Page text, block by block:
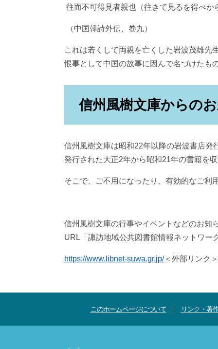
往而不可得見者親也（往きて見るを得べか
（中国韓詩外伝、巻九）
これは若くして両親を亡くした岩波茂雄先
恨事として中国の故事に因んで名づけたも
信州風樹文庫からの
信州風樹文庫は昭和22年以降の岩波書店発
発行された大正2年から昭和21年の書籍を
そこで、ご不用になったり、有効的なご利
信州風樹文庫の行事やイベントなどのお知
URL「諏訪地域公共図書館情報ネットワー
https://www.libnet-suwa.gr.jp/＜外部リンク＞
このホームページについて リンク・著